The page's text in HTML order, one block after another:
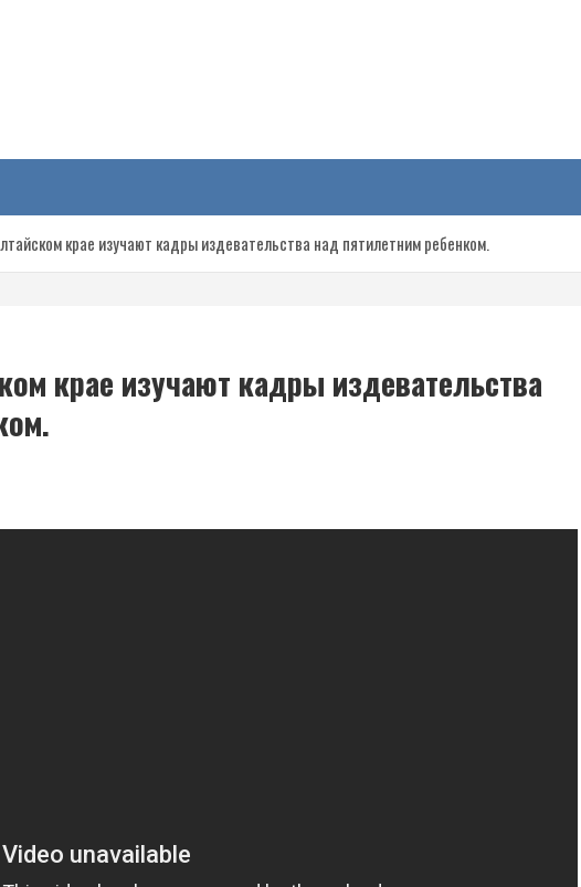
на
в Новороссии,
крае изучают кадры издевательства над пятилетним ребенком.
крае изучают кадры издевательства